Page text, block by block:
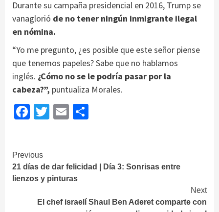
Durante su campaña presidencial en 2016, Trump se
vanaglorió de no tener ningún inmigrante ilegal
en nómina.
“Yo me pregunto, ¿es posible que este señor piense
que tenemos papeles? Sabe que no hablamos
inglés. ¿Cómo no se le podría pasar por la
cabeza?”, puntualiza Morales.
Facebook
Twitter
Email
Continue
Reading
Previous
21 días de dar felicidad | Día 3: Sonrisas entre
lienzos y pinturas
Next
El chef israelí Shaul Ben Aderet comparte con